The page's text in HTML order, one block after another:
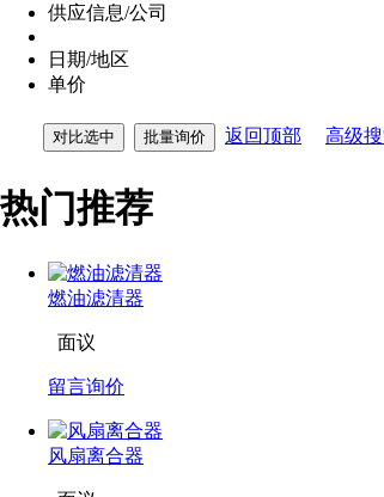
供应信息/公司
日期/地区
单价
返回顶部 高级
热门推荐
燃油滤清器
面议
留言询价
风扇离合器